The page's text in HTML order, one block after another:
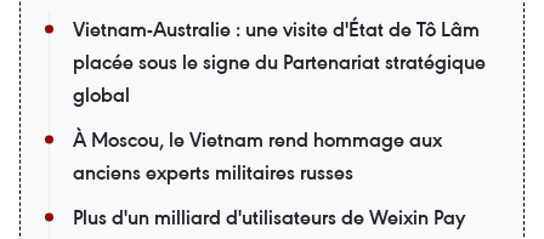
Vietnam-Australie : une visite d'État de Tô Lâm
placée sous le signe du Partenariat stratégique
global
À Moscou, le Vietnam rend hommage aux
anciens experts militaires russes
Plus d'un milliard d'utilisateurs de Weixin Pay